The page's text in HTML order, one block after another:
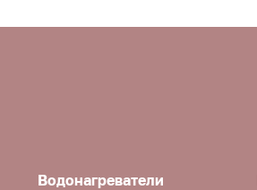
Водонагреватели